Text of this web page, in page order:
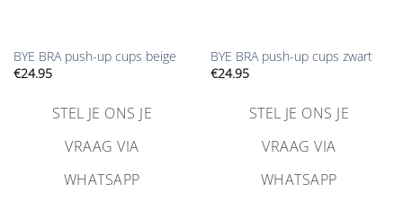
BYE BRA push-up cups beige
€24.95
STEL JE ONS JE
VRAAG VIA
WHATSAPP
BYE BRA push-up cups zwart
€24.95
STEL JE ONS JE
VRAAG VIA
WHATSAPP